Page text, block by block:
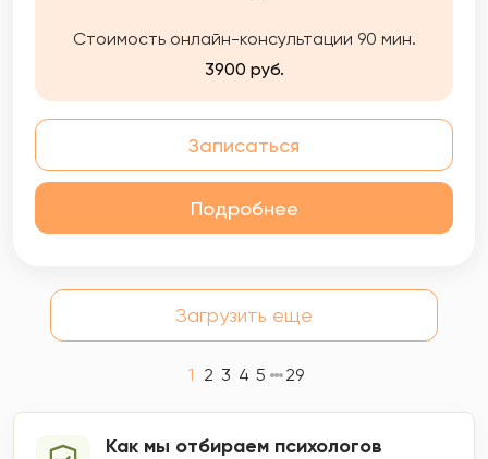
другого специалиста.
Стоимость онлайн-консультации 90 мин.
3900 руб.
Записаться
Подробнее
Загрузить еще
1 2 3 4 5 29
Как мы отбираем психологов